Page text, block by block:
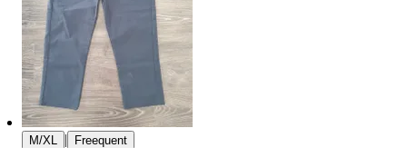
M/XL | Freequent